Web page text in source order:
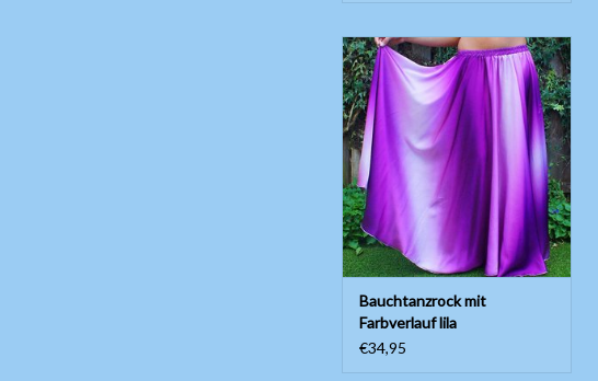
Bauchtanzrock mit Farbverlauf lila,
Seide-Look
ZUM WARENKORB HINZUFÜGEN
Bauchtanzrock mit
Farbverlauf lila
€34,95